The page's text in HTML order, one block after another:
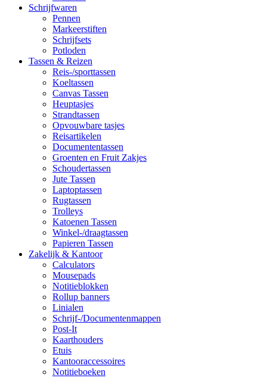
Schrijfwaren
Pennen
Markeerstiften
Schrijfsets
Potloden
Tassen & Reizen
Reis-/sporttassen
Koeltassen
Canvas Tassen
Heuptasjes
Strandtassen
Opvouwbare tasjes
Reisartikelen
Documententassen
Groenten en Fruit Zakjes
Schoudertassen
Jute Tassen
Laptoptassen
Rugtassen
Trolleys
Katoenen Tassen
Winkel-/draagtassen
Papieren Tassen
Zakelijk & Kantoor
Calculators
Mousepads
Notitieblokken
Rollup banners
Linialen
Schrijf-/Documentenmappen
Post-It
Kaarthouders
Etuis
Kantooraccessoires
Notitieboeken